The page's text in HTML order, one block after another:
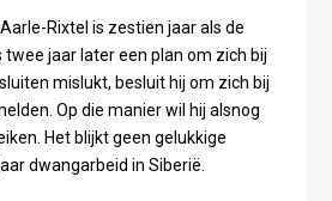
Rixtel is zestien jaar als de
jaar later een plan om zich bij
mislukt, besluit hij om zich bij
Op die manier wil hij alsnog
Het blijkt geen gelukkige
dwangarbeid in Siberië.